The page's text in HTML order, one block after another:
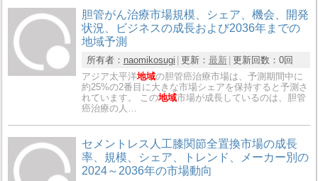
胆管がん治療市場規模、シェア、機会、開発
状況、ビジネスの成長および2036年までの
地域予測
所有者： naomikosugi 更新： 最新 更新回数： 0回
アジア太平洋地域の胆管癌治療市場は、予測期間中に
約25%の2番目に大きな市場シェアを保持すると予測さ
れています。 この地域市場が成長しているのは、胆管
癌治療の人…
セメントレス人工膝関節全置換市場の成長
率、規模、シェア、トレンド、メーカー別の
2024～2036年の市場動向